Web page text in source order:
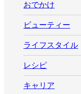
おでかけ
ビューティー
ライフスタイル
レシピ
キャリア